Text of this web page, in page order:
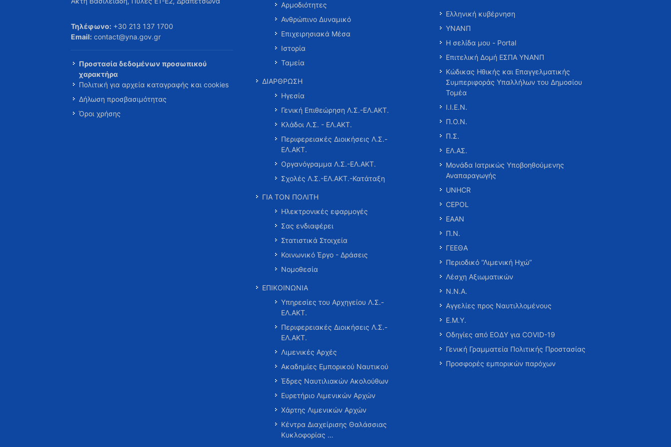
Τηλέφωνο: +30 213 137 1700
Email: contact@yna.gov.gr
Προστασία δεδομένων προσωπικού
χαρακτήρα
Πολιτική για αρχεία καταγραφής και cookies
Δήλωση προσβασιμότητας
Όροι χρήσης
Αρμοδιότητες
Ανθρώπινο Δυναμικό
Επιχειρησιακά Μέσα
Ιστορία
Ταμεία
ΔΙΑΡΘΡΩΣΗ
Ηγεσία
Γενική Επιθεώρηση Λ.Σ.-ΕΛ.ΑΚΤ.
Κλάδοι Λ.Σ. - ΕΛ.ΑΚΤ.
Περιφερειακές Διοικήσεις Λ.Σ.-
ΕΛ.ΑΚΤ.
Οργανόγραμμα Λ.Σ.-ΕΛ.ΑΚΤ.
Σχολές Λ.Σ.-ΕΛ.ΑΚΤ.-Κατάταξη
ΓΙΑ ΤΟΝ ΠΟΛΙΤΗ
Ηλεκτρονικές εφαρμογές
Σας ενδιαφέρει
Στατιστικά Στοιχεία
Κοινωνικό Έργο - Δράσεις
Νομοθεσία
ΕΠΙΚΟΙΝΩΝΙΑ
Υπηρεσίες του Αρχηγείου Λ.Σ.-
ΕΛ.ΑΚΤ.
Περιφερειακές Διοικήσεις Λ.Σ.-
ΕΛ.ΑΚΤ.
Λιμενικές Αρχές
Ακαδημίες Εμπορικού Ναυτικού
Έδρες Ναυτιλιακών Ακολούθων
Ευρετήριο Λιμενικών Αρχών
Χάρτης Λιμενικών Αρχών
Κέντρα Διαχείρισης Θαλάσσιας
Κυκλοφορίας …
Ελληνική κυβέρνηση
ΥΝΑΝΠ
Η σελίδα μου - Portal
Επιτελική Δομή ΕΣΠΑ ΥΝΑΝΠ
Κώδικας Ηθικής και Επαγγελματικής
Συμπεριφοράς Υπαλλήλων του Δημοσίου
Τομέα
Ι.Ι.Ε.Ν.
Π.Ο.Ν.
Π.Σ.
ΕΛ.ΑΣ.
Μονάδα Ιατρικώς Υποβοηθούμενης
Αναπαραγωγής
UNHCR
CEPOL
ΕΑΑΝ
Π.Ν.
ΓΕΕΘΑ
Περιοδικό “Λιμενική Ηχώ”
Λέσχη Αξιωματικών
Ν.Ν.Α.
Αγγελίες προς Ναυτιλλομένους
Ε.Μ.Υ.
Οδηγίες από ΕΟΔΥ για COVID-19
Γενική Γραμματεία Πολιτικής Προστασίας
Προσφορές εμπορικών παρόχων